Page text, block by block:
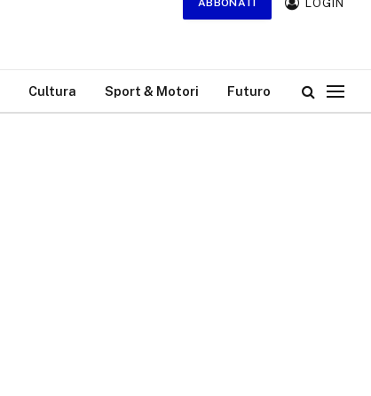
ABBONATI LOGIN
Cultura Sport & Motori Futuro